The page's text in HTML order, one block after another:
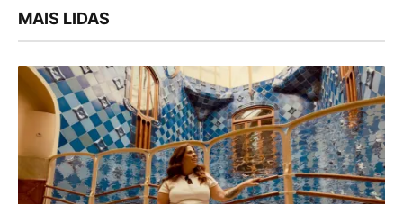
MAIS LIDAS